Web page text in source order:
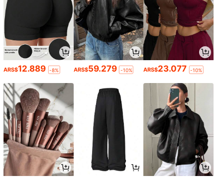
ARS$12.889 -8% ARS$59.279 -10% ARS$23.077 -10%